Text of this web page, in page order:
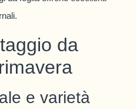
da
e varietà